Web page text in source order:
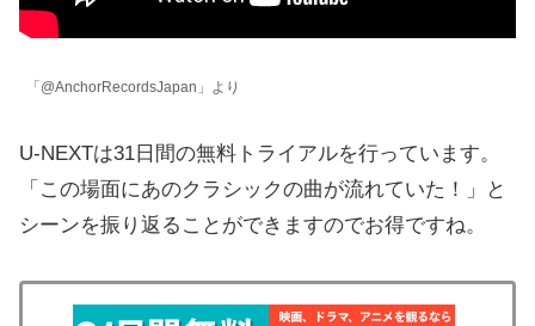
「@AnchorRecordsJapan」より
U-NEXTは31日間の無料トライアルを行っています。
「この場面にあのクラシックの曲が流れていた！」と
シーンを振り返ることができますのでお得ですね。